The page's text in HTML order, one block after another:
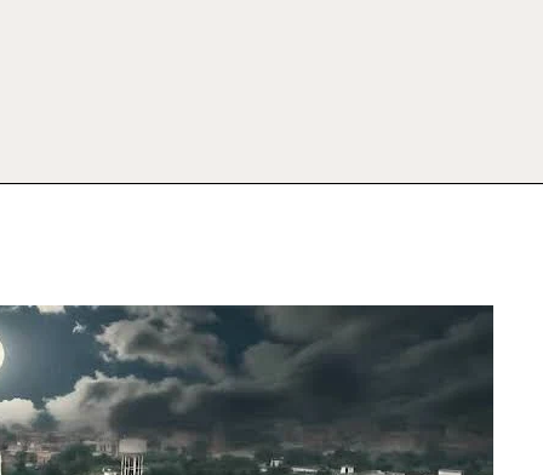
مدرسہ
اشرفیہ
مبارکپور